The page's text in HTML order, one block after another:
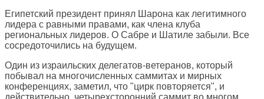
Египетский президент принял Шарона как легитимного
лидера с равными правами, как члена клуба
региональных лидеров. О Сабре и Шатиле забыли. Все
сосредоточились на будущем.
Один из израильских делегатов-ветеранов, который
побывал на многочисленных саммитах и мирных
конференциях, заметил, что "цирк повторяется", и